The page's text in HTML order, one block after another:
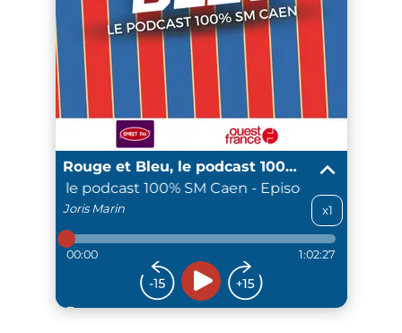
Rouge et Bleu, le podcast 100% SM Caen
Bleu, le podcast 100% SM Caen - Episode du 20 mai
Joris Marin x1
00:00 1:02:27
...